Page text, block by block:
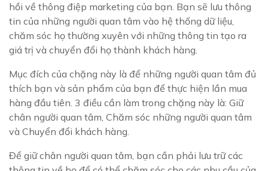
hồi về thông điệp marketing của bạn. Bạn sẽ lưu thông
tin của những người quan tâm vào hệ thống dữ liệu,
chăm sóc họ thường xuyên với những thông tin tạo ra
giá trị và chuyển đổi họ thành khách hàng.
Mục đích của chặng này là để những người quan tâm đủ
thích bạn và sản phẩm của bạn để thực hiện lần mua
hàng đầu tiên. 3 điều cần làm trong chặng này là: Giữ
chân người quan tâm, Chăm sóc những người quan tâm
và Chuyển đổi khách hàng.
Để giữ chân người quan tâm, bạn cần phải lưu trữ các